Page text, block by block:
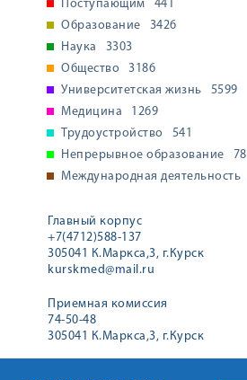
Поступающим
441
Образование
3426
Наука
3303
Общество
3186
Университетская жизнь
5599
Медицина
1269
Трудоустройство
541
Непрерывное образование
78
Международная деятельность
Главный корпус
+7(4712)588-137
305041 К.Маркса,3, г.Курск
kurskmed@mail.ru
Приемная комиссия
74-50-48
305041 К.Маркса,3, г.Курск